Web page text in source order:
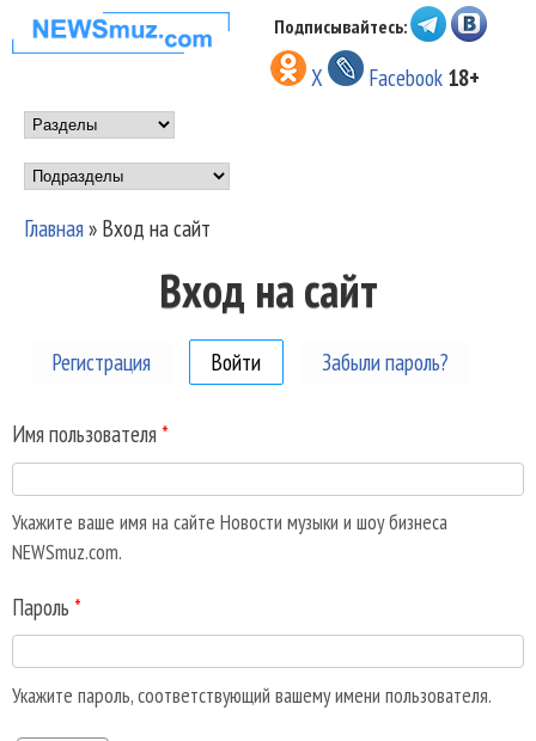
Перейти к основному
содержанию
НОВОСТИ
МУЗЫКИ И
ШОУ БИЗНЕСА
NEWSMUZ.COM
Подписывайтесь:
X Facebook 18+
Main menu
Подразделы
Вы здесь
Главная» Вход на сайт
Вход на сайт
Регистрация Войти (активная вкладка)
Забыли пароль?
Имя пользователя *
Укажите ваше имя на сайте Новости музыки и шоу бизнеса
NEWSmuz.com.
Пароль *
Укажите пароль, соответствующий вашему имени пользователя.